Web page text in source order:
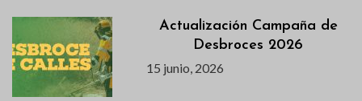
Actualización Campaña de
Desbroces 2026
15 junio, 2026